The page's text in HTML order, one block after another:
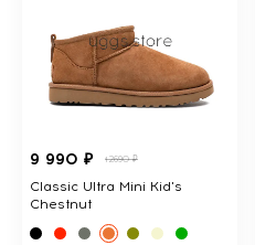
9 990 ₽ 12690 ₽
Classic Ultra Mini Kid's
Chestnut